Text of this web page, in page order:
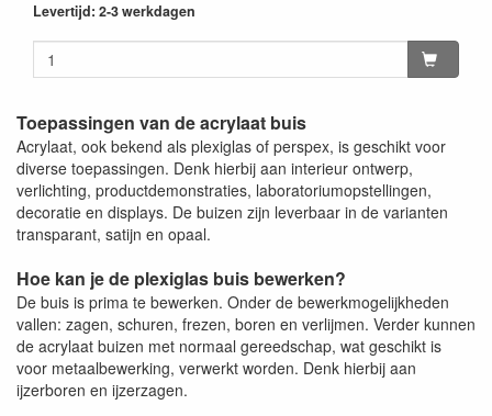
Levertijd: 2-3 werkdagen
Toepassingen van de acrylaat buis
Acrylaat, ook bekend als plexiglas of perspex, is geschikt voor
diverse toepassingen. Denk hierbij aan interieur ontwerp,
verlichting, productdemonstraties, laboratoriumopstellingen,
decoratie en displays. De buizen zijn leverbaar in de varianten
transparant, satijn en opaal.
Hoe kan je de plexiglas buis bewerken?
De buis is prima te bewerken. Onder de bewerkmogelijkheden
vallen: zagen, schuren, frezen, boren en verlijmen. Verder kunnen
de acrylaat buizen met normaal gereedschap, wat geschikt is
voor metaalbewerking, verwerkt worden. Denk hierbij aan
ijzerboren en ijzerzagen.